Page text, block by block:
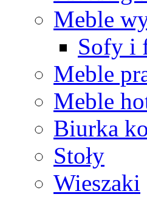
Meble
Sofy i
Meble
Meble
Biurka
Stoły
Wieszaki